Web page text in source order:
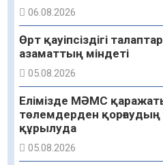
06.08.2026
Өрт қауіпсіздігі
азаматтың міндеті
05.08.2026
Елімізде МӘМС
төлемдерден
құрылуда
05.08.2026